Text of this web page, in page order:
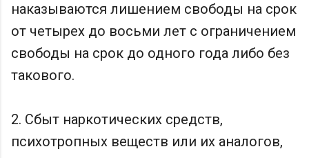
наказываются лишением свободы на срок
от четырех до восьми лет с ограничением
свободы на срок до одного года либо без
такового.
2. Сбыт наркотических средств,
психотропных веществ или их аналогов,